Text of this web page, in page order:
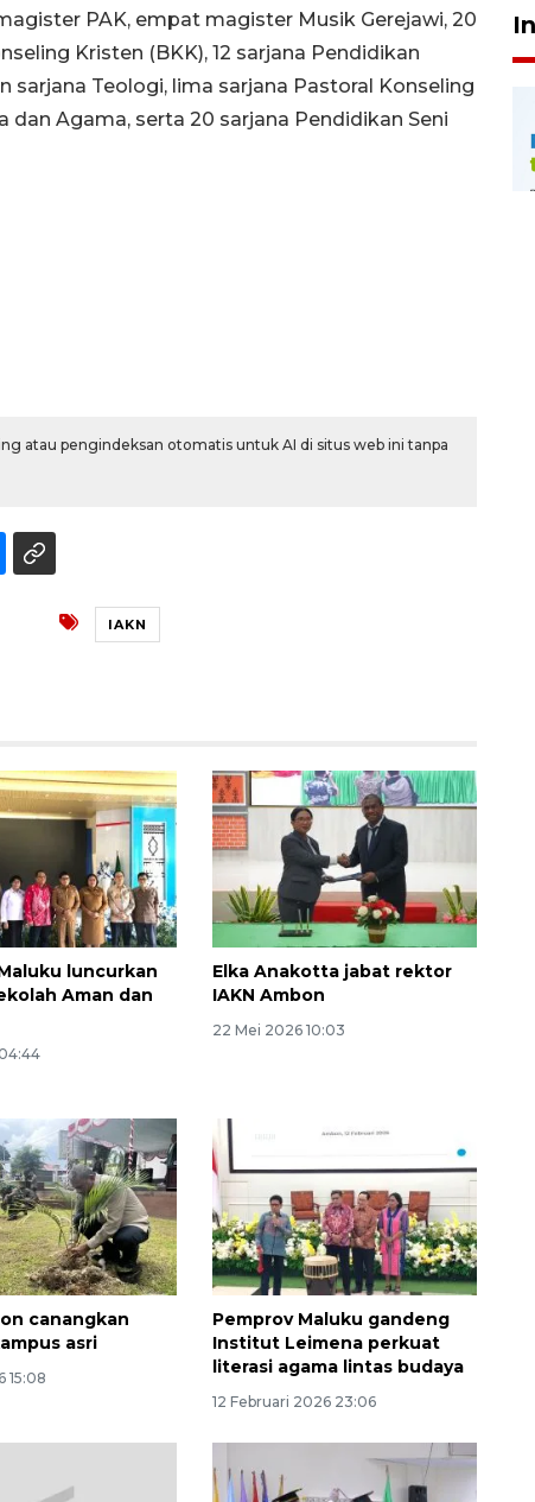
PAK, empat magister Musik Gerejawi, 20
Kristen (BKK), 12 sarjana Pendidikan
sarjana Teologi, lima sarjana Pastoral Konseling
dan Agama, serta 20 sarjana Pendidikan Seni
atau pengindeksan otomatis untuk AI di situs web ini tanpa
IAKN
luncurkan
Aman dan
Elka Anakotta jabat rektor
IAKN Ambon
22 Mei 2026 10:03
canangkan
asri
15:08
Pemprov Maluku gandeng
Institut Leimena perkuat
literasi agama lintas budaya
12 Februari 2026 23:06
jalanan Jakarta
2026-08-05 18:00:00